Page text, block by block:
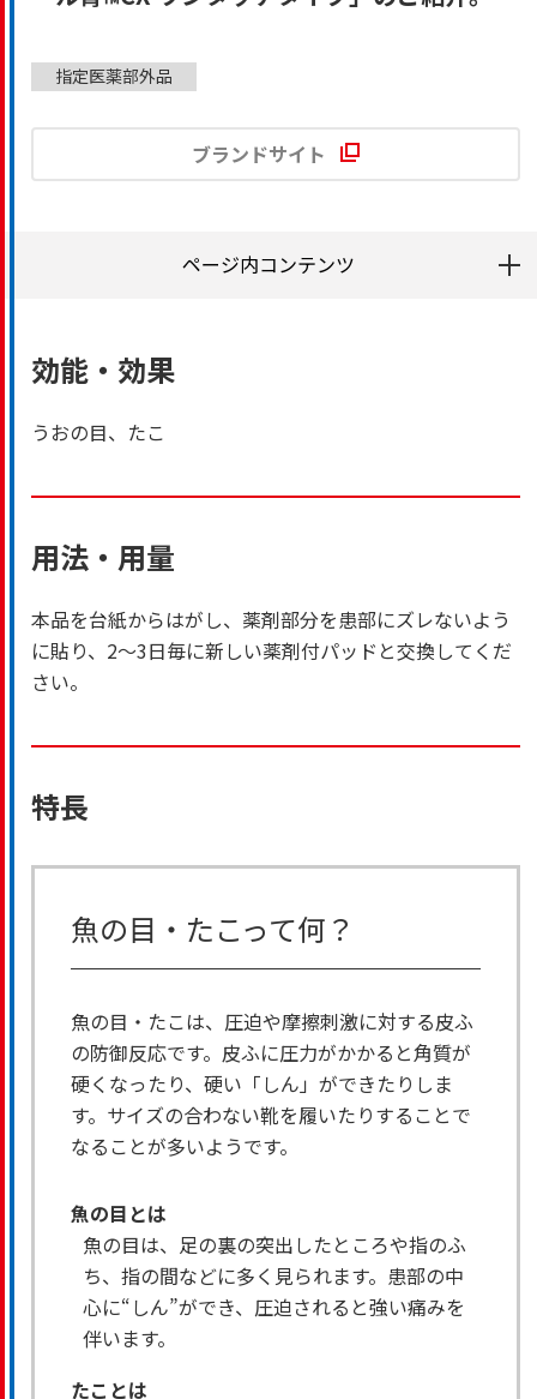
指定医薬部外品
ブランドサイト
ページ内コンテンツ
効能・効果
うおの目、たこ
用法・用量
本品を台紙からはがし、薬剤部分を患部にズレないよう
に貼り、2～3日毎に新しい薬剤付パッドと交換してくだ
さい。
特長
魚の目・たこって何？
魚の目・たこは、圧迫や摩擦刺激に対する皮ふ
の防御反応です。皮ふに圧力がかかると角質が
硬くなったり、硬い「しん」ができたりしま
す。サイズの合わない靴を履いたりすることで
なることが多いようです。
魚の目とは
魚の目は、足の裏の突出したところや指のふ
ち、指の間などに多く見られます。患部の中
心に“しん”ができ、圧迫されると強い痛みを
伴います。
たことは